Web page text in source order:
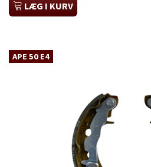
LÆG I KURV
APE 50 E4